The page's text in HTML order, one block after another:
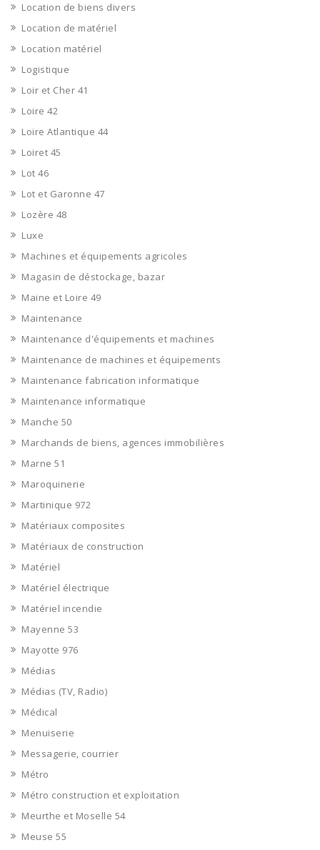
Location de biens divers
Location de matériel
Location matériel
Logistique
Loir et Cher 41
Loire 42
Loire Atlantique 44
Loiret 45
Lot 46
Lot et Garonne 47
Lozère 48
Luxe
Machines et équipements agricoles
Magasin de déstockage, bazar
Maine et Loire 49
Maintenance
Maintenance d'équipements et machines
Maintenance de machines et équipements
Maintenance fabrication informatique
Maintenance informatique
Manche 50
Marchands de biens, agences immobilières
Marne 51
Maroquinerie
Martinique 972
Matériaux composites
Matériaux de construction
Matériel
Matériel électrique
Matériel incendie
Mayenne 53
Mayotte 976
Médias
Médias (TV, Radio)
Médical
Menuiserie
Messagerie, courrier
Métro
Métro construction et exploitation
Meurthe et Moselle 54
Meuse 55